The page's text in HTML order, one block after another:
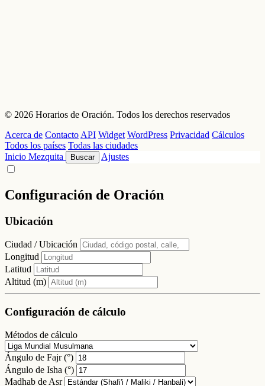
© 2026 Horarios de Oración. Todos los derechos reservados
Acerca de Contacto API Widget WordPress Privacidad Cálculos
Todos los países Todas las ciudades
Inicio Mezquita Buscar Ajustes
Configuración de Oración
Ubicación
Ciudad / Ubicación
Longitud
Latitud
Altitud (m)
Configuración de cálculo
Métodos de cálculo
Ángulo de Fajr (°)
Ángulo de Isha (°)
Madhab de Asr